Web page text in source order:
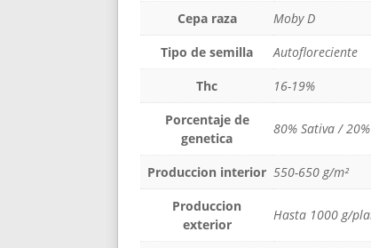
Cepa raza
Moby D
Tipo de semilla
Autofloreciente
Thc
16-19%
Porcentaje de
genetica
80% Sativa /
Produccion interior 550-650 g/m²
Produccion
exterior
Hasta 1000 g/